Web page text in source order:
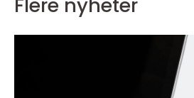
Flere nyheter